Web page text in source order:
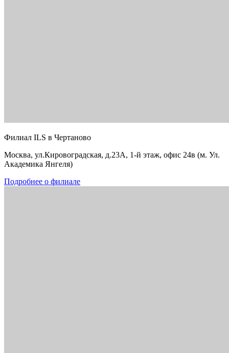
Филиал ILS в Чертаново
Москва, ул.Кировоградская, д.23А, 1-й этаж, офис 24в (м. Ул.
Академика Янгеля)
Подробнее о филиале